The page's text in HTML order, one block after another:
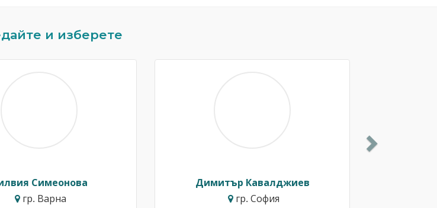
и изберете
Симеонова
гр. Варна
Димитър Кавалджиев
гр. София